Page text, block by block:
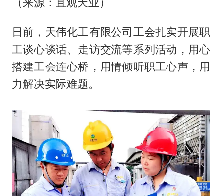
（来源：直观天业）
日前，天伟化工有限公司工会扎实开展职
工谈心谈话、走访交流等系列活动，用心
搭建工会连心桥，用情倾听职工心声，用
力解决实际难题。